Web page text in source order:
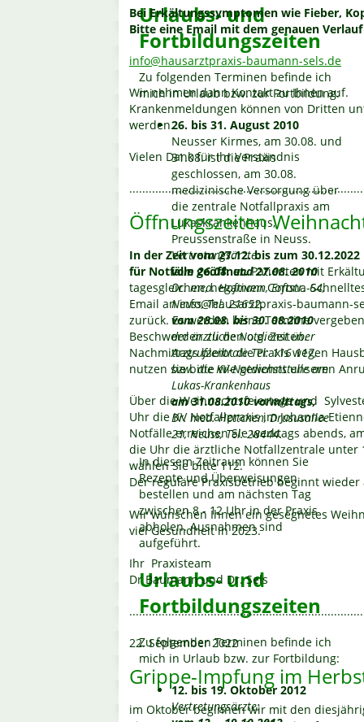
Urlaubs- und
Fortbildungszeiten
Zu folgenden Terminen befinde ich
mich in Urlaub bzw. zur Fortbildung:
26. bis 31. August 2010
Neusser Kirmes, am 30.08. und
31.08. ist die Praxis
geschlossen, am 30.08.
medizinische Versorgung über
die zentrale Notfallpraxis am
Lukaskrankenhaus,
Preussenstraße in Neuss.
Vertretungsärzte:
vom 26.08. und 27.08. 2010
Dr. med. Hofmann, Erftstr. 64,
Neuss, Tel. 21652,
vom 28.08. bis 30. 08.2010
der ärztliche Notdienst über
Arztrufzentrale Tel: 116 117,
bzw. die KV-Notdienststelle am
Lukas-Krankenhaus
am 31.08.2010 vormittags,
Dr. med. Hettchen, Drususallee
21, Neuss, Tel: 28444.
In diesem Zeitraum können Sie
Rezepte und Überweisungen
bestellen und am nächsten Tag
zwischen 8 - 12 Uhr in der Praxis
abholen. Ausnahmen sind
aufgeführt.
Urlaubs- und
Fortbildungszeiten
Zu folgenden Terminen befinde ich
mich in Urlaub bzw. zur Fortbildung:
12. bis 19. Oktober 2012
Vertretungsärzte:
Bei Erkältungssymptomen wie Fieber,
Bitte eine Email mit dem genauen
info@hausarztpraxis-baumann-sels.de
Wir nehmen dann Kontakt zu Ihnen auf.
Krankenmeldungen können von Dritten
werden.
Vielen Dank für Ihr Verständnis
Öffnungszeiten
In der Zeit vom 27.12. bis zum
für Notfälle geöffnet.Patienten mit
tagesgleichen, negativen Corona-
Email an info@hausarztpraxis-baumann-
zurück. Es werden keine Termine
Beschwerden zu den o.g. Zeiten.
Nachmittags bleibt die Praxis wegen
nutzen sie bitte wie gewohnt unseren
Über die Weihnachtsfeiertage und
Uhr die KV Notfallpraxis im Johanna
Notfälle erreichen Sie werktags abends,
die Uhr die ärztliche Notfallzentrale unter
wählen Sie bitte 112.
Der reguläre Praxisbetrieb beginnt wieder
Wir wünschen Ihnen ein gesegnetes
viel Gesundheit in 2023.
Ihr Praxisteam
Dr Baumann und Dr. Sels
22. September 2022
Grippe-Impfung im
im Oktober beginnen wir mit den